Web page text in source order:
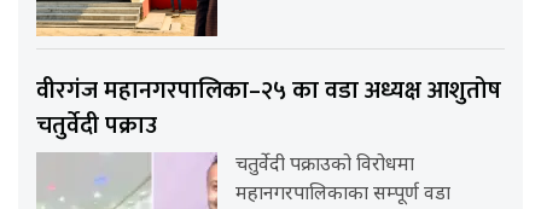
वीरगंज महानगरपालिका–२५ का वडा अध्यक्ष आशुतोष
चतुर्वेदी पक्राउ
चतुर्वेदी पक्राउको विरोधमा
महानगरपालिकाका सम्पूर्ण वडा